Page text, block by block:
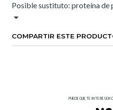
Posible sustituto: proteína de
COMPARTIR ESTE
PUEDE QUE TE INTERESEN